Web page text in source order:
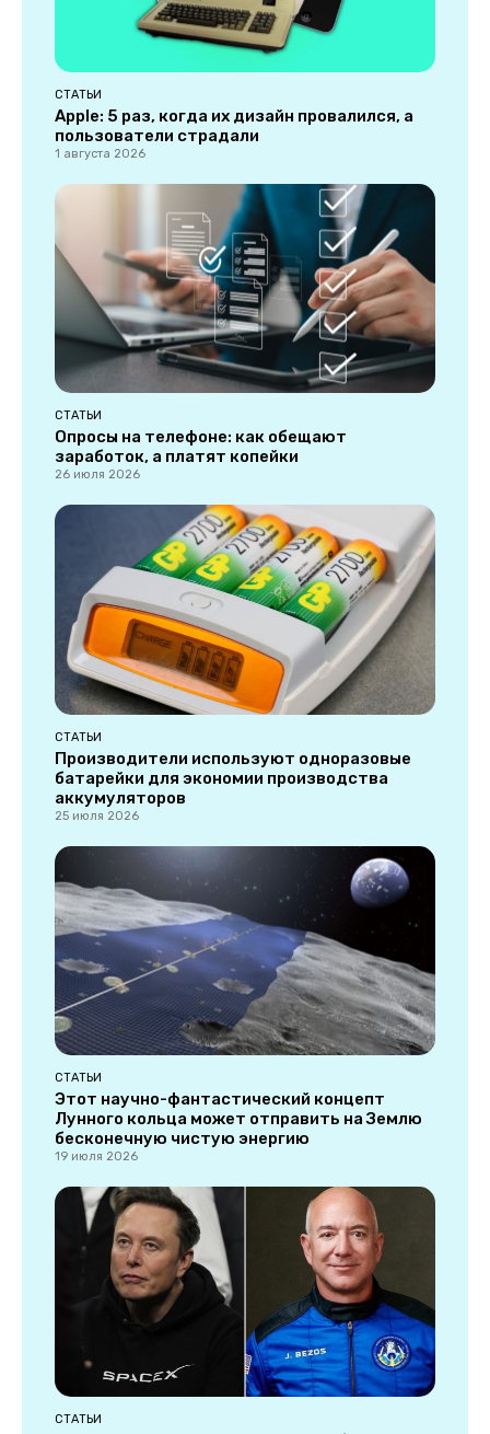
СТАТЬИ
Apple: 5 раз, когда их дизайн провалился, а
пользователи страдали
1 августа 2026
СТАТЬИ
Опросы на телефоне: как обещают
заработок, а платят копейки
26 июля 2026
СТАТЬИ
Производители используют одноразовые
батарейки для экономии производства
аккумуляторов
25 июля 2026
СТАТЬИ
Этот научно-фантастический концепт
Лунного кольца может отправить на Землю
бесконечную чистую энергию
19 июля 2026
СТАТЬИ